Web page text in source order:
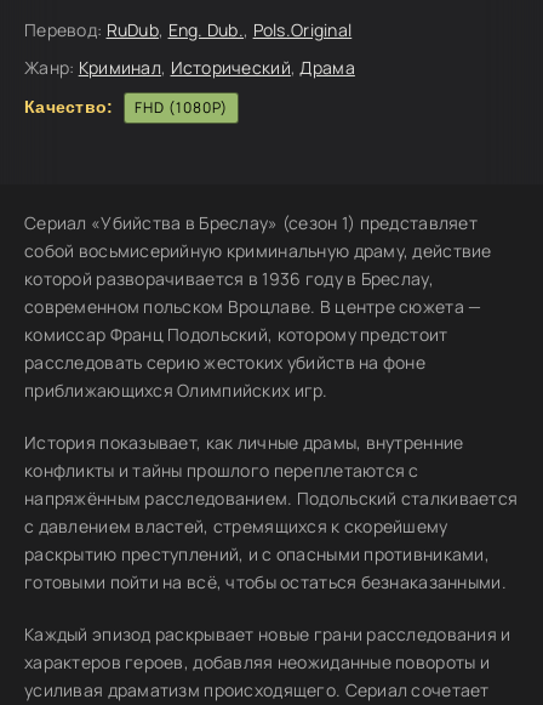
Перевод: RuDub, Eng. Dub., Pols.Original
Жанр: Криминал, Исторический,Драма
Качество: FHD (1080P)
Сериал «Убийства в Бреслау» (сезон 1) представляет
собой восьмисерийную криминальную драму, действие
которой разворачивается в 1936 году в Бреслау,
современном польском Вроцлаве. В центре сюжета —
комиссар Франц Подольский, которому предстоит
расследовать серию жестоких убийств на фоне
приближающихся Олимпийских игр.
История показывает, как личные драмы, внутренние
конфликты и тайны прошлого переплетаются с
напряжённым расследованием. Подольский сталкивается
с давлением властей, стремящихся к скорейшему
раскрытию преступлений, и с опасными противниками,
готовыми пойти на всё, чтобы остаться безнаказанными.
Каждый эпизод раскрывает новые грани расследования и
характеров героев, добавляя неожиданные повороты и
усиливая драматизм происходящего. Сериал сочетает